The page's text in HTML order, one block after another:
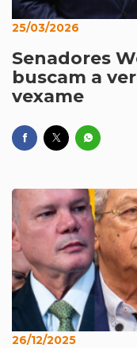
25/03/2026
Senadores
buscam a
vexame
26/12/2025